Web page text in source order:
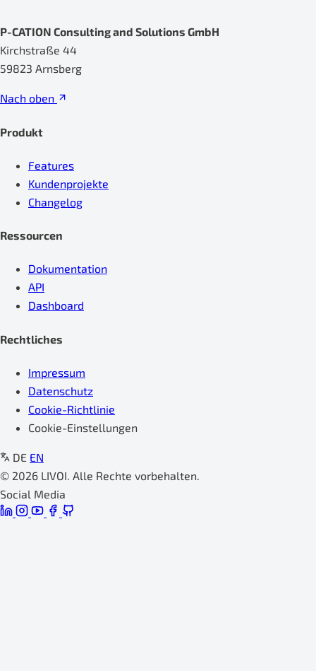
P-CATION Consulting and Solutions GmbH
Kirchstraße 44
59823 Arnsberg
Nach oben
Produkt
Features
Kundenprojekte
Changelog
Ressourcen
Dokumentation
API
Dashboard
Rechtliches
Impressum
Datenschutz
Cookie-Richtlinie
Cookie-Einstellungen
DE EN
© 2026 LIVOI. Alle Rechte vorbehalten.
Social Media